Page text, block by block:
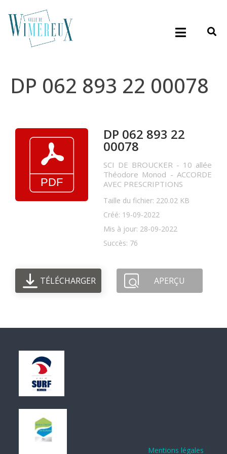
DP 062 893 22 00078
DP 062 893 22
00078
SCI DE BROUCKER - 10 allée
Théodore Monod - ACCORDE
AVEC PRESCRIPTIONS
Taille du fichier: 220.02 KB
Créé: 19-09-2022
Mis à jour: 28-09-2022
Succès: 76
TÉLÉCHARGER APERÇU
Mentions légales